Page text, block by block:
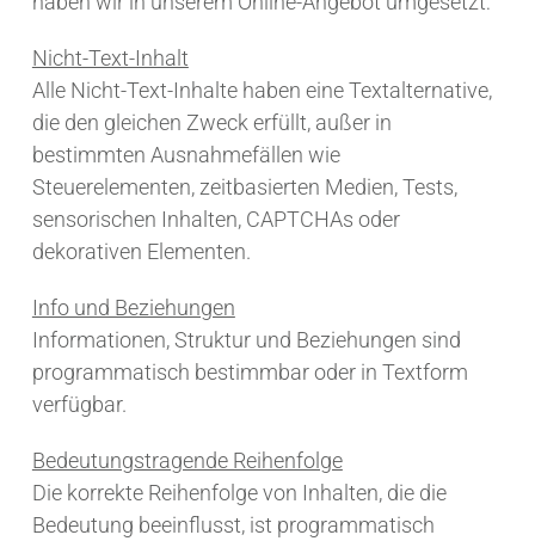
Nicht-Text-Inhalt
Alle Nicht-Text-Inhalte haben eine Textalternative,
die den gleichen Zweck erfüllt, außer in
bestimmten Ausnahmefällen wie
Steuerelementen, zeitbasierten Medien, Tests,
sensorischen Inhalten, CAPTCHAs oder
dekorativen Elementen.
Info und Beziehungen
Informationen, Struktur und Beziehungen sind
programmatisch bestimmbar oder in Textform
verfügbar.
Bedeutungstragende Reihenfolge
Die korrekte Reihenfolge von Inhalten, die die
Bedeutung beeinflusst, ist programmatisch